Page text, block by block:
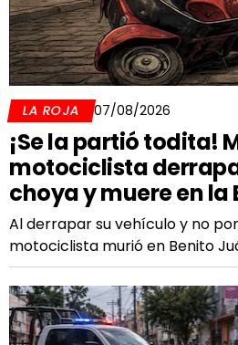
LA ROJA 07/08/2026
¡Se la partió todita!
motociclista
choya y muere en la
Al derrapar su vehículo y no
motociclista murió en Benito